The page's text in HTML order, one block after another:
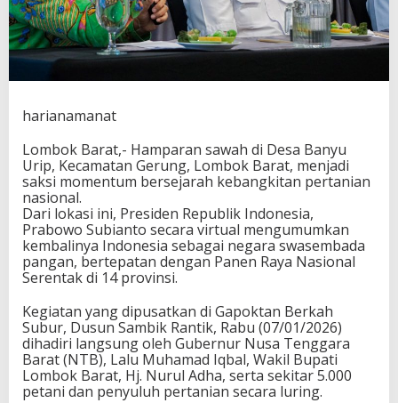
i
t
a
n
I
n
o
n
e
s
i
harianamanat
Lombok Barat,- Hamparan sawah di Desa Banyu
Urip, Kecamatan Gerung, Lombok Barat, menjadi
saksi momentum bersejarah kebangkitan pertanian
nasional.
Dari lokasi ini, Presiden Republik Indonesia,
Prabowo Subianto secara virtual mengumumkan
kembalinya Indonesia sebagai negara swasembada
pangan, bertepatan dengan Panen Raya Nasional
Serentak di 14 provinsi.
Kegiatan yang dipusatkan di Gapoktan Berkah
Subur, Dusun Sambik Rantik, Rabu (07/01/2026)
dihadiri langsung oleh Gubernur Nusa Tenggara
Barat (NTB), Lalu Muhamad Iqbal, Wakil Bupati
Lombok Barat, Hj. Nurul Adha, serta sekitar 5.000
petani dan penyuluh pertanian secara luring.